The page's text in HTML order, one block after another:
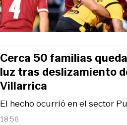
18:56
El hecho ocurrió en el sector
Cerca 50 familias
luz tras deslizamiento
Villarrica